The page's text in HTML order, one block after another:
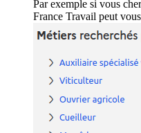
Par exemple si vous
France Travail peut